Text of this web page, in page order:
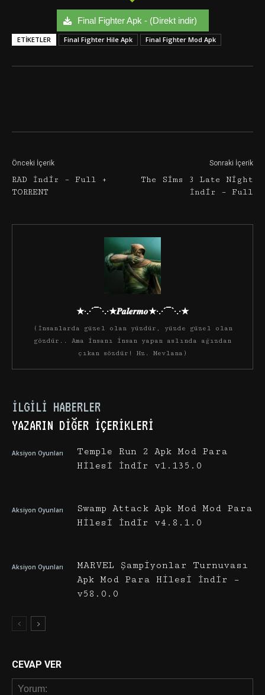
Final Fighter Apk - (Direkt indir)
ETIKETLER Final Fighter Hile Apk Final Fighter Mod Apk
Önceki İçerik
RAD İndir – Full +
TORRENT
Sonraki İçerik
The Sims 3 Late Night
İndir – Full
★·.·´¯`·.·★𝑷𝒂𝒍𝒆𝒓𝒎𝒐★·.·´¯`·.·★
(İnsanlarda güzel olan yüzdür, yüzde güzel olan
gözdür.. Ama insanı insan yapan aslında ağızdan
çıkan sözdür! Hz. Mevlana)
İLGILI HABERLER
YAZARIN DIĞER İÇERIKLERI
Aksiyon Oyunları
Temple Run 2 Apk Mod Para
Hilesi İndir v1.135.0
Aksiyon Oyunları
Swamp Attack Apk Mod Mod Para
Hilesi İndir v4.8.1.0
Aksiyon Oyunları
MARVEL Şampiyonlar Turnuvası
Apk Mod Para Hilesi İndir –
v58.0.0
CEVAP VER